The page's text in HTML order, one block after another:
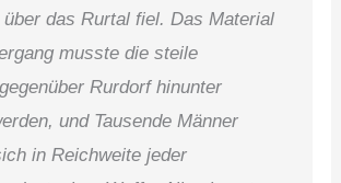
das Rurtal fiel. Das Material
musste die steile
Rurdorf hinunter
und Tausende Männer
in Reichweite jeder